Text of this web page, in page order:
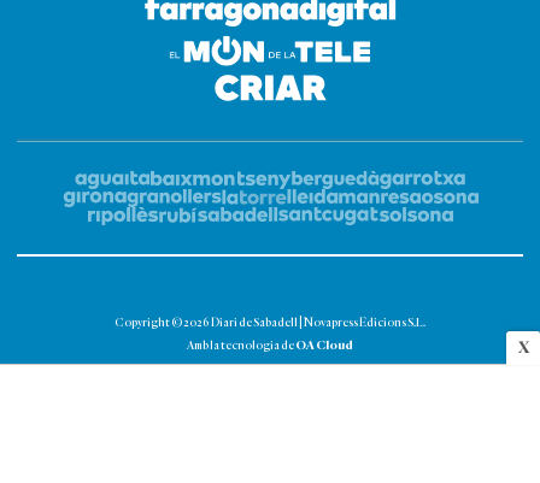
X
Copyright © 2026 Diari de Sabadell | Novapress Edicions S.L.
Amb la tecnologia de OA Cloud